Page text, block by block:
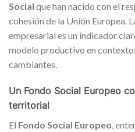
Social que han nacido con el
cohesión de la Unión Europea.
empresarial es un indicador
modelo productivo en
cambiantes.
Un Fondo Social Europeo
territorial
El Fondo Social Europeo,